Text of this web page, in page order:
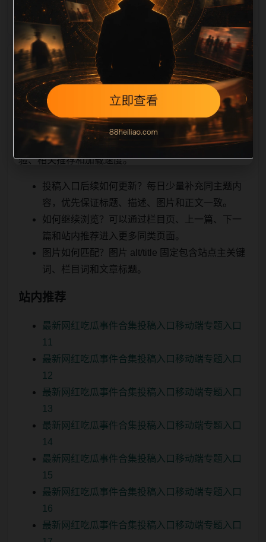
能被搜索引擎理解，也能让真实
相关问题与推荐
用户顺着栏目继续浏览。同站连续更新时避免重复标题
和重复首段，优先补充不同关键词、不同栏目词和不同
问题角度。栏目页则保留清晰入口，方便后续专题自动
归集。发布后按真实浏览器复查首屏、图片、跳转体
验、相关推荐和加载速度。
投稿入口后续如何更新？每日少量补充同主题内
容，优先保证标题、描述、图片和正文一致。
如何继续浏览？可以通过栏目页、上一篇、下一
篇和站内推荐进入更多同类页面。
图片如何匹配？图片 alt/title 固定包含站点主关键
词、栏目词和文章标题。
站内推荐
最新网红吃瓜事件合集投稿入口移动端专题入口
11
最新网红吃瓜事件合集投稿入口移动端专题入口
12
最新网红吃瓜事件合集投稿入口移动端专题入口
13
最新网红吃瓜事件合集投稿入口移动端专题入口
14
最新网红吃瓜事件合集投稿入口移动端专题入口
15
最新网红吃瓜事件合集投稿入口移动端专题入口
16
最新网红吃瓜事件合集投稿入口移动端专题入口